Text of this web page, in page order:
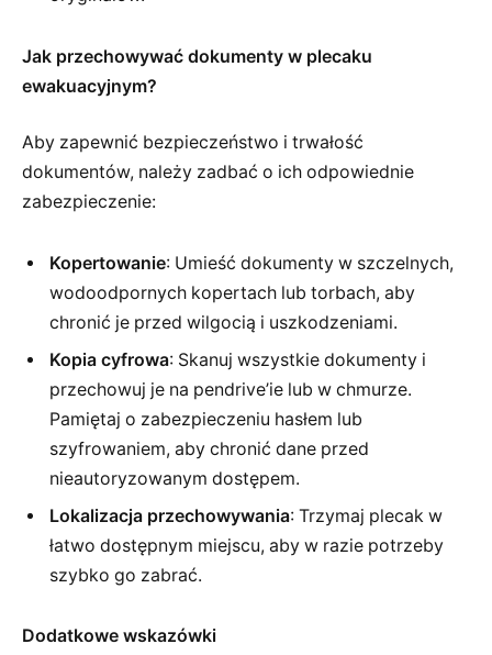
Jak przechowywać dokumenty w plecaku
ewakuacyjnym?
Aby zapewnić bezpieczeństwo i trwałość
dokumentów, należy zadbać o ich odpowiednie
zabezpieczenie:
Kopertowanie: Umieść dokumenty w szczelnych,
wodoodpornych kopertach lub torbach, aby
chronić je przed wilgocią i uszkodzeniami.
Kopia cyfrowa: Skanuj wszystkie dokumenty i
przechowuj je na pendrive’ie lub w chmurze.
Pamiętaj o zabezpieczeniu hasłem lub
szyfrowaniem, aby chronić dane przed
nieautoryzowanym dostępem.
Lokalizacja przechowywania: Trzymaj plecak w
łatwo dostępnym miejscu, aby w razie potrzeby
szybko go zabrać.
Dodatkowe wskazówki